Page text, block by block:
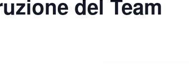
del Team